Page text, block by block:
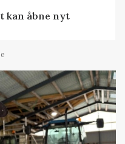
kan åbne nyt